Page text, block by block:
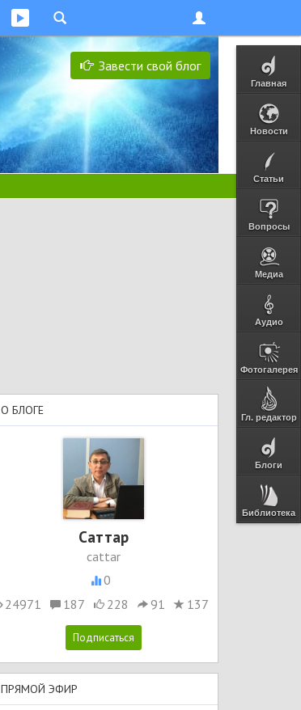
Главная
Новости
Статьи
Вопросы
Медиа
Аудио
Фотогалерея
Гл. редактор
Блоги
Библиотека
Завести свой блог
О БЛОГЕ
Cаттар
cattar
0
24971
187 228 91 137
ПРЯМОЙ ЭФИР